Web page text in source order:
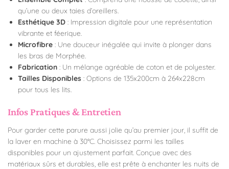
qu’une ou deux taies d’oreillers.
Esthétique 3D : Impression digitale pour une représentation
vibrante et féerique.
Microfibre : Une douceur inégalée qui invite à plonger dans
les bras de Morphée.
Fabrication : Un mélange agréable de coton et de polyester.
Tailles Disponibles : Options de 135x200cm à 264x228cm
pour tous les lits.
Infos Pratiques & Entretien
Pour garder cette parure aussi jolie qu’au premier jour, il suffit de
la laver en machine à 30°C. Choisissez parmi les tailles
disponibles pour un ajustement parfait. Conçue avec des
matériaux sûrs et durables, elle est prête à enchanter les nuits de